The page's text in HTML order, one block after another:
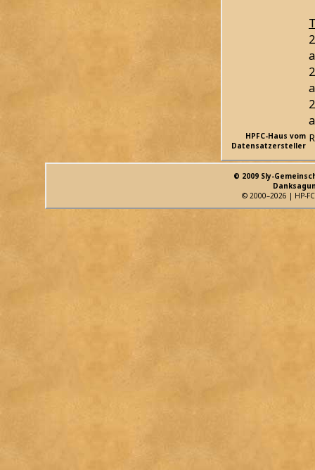
HPFC-Haus vom
Datensatzersteller
© 2009 Sly-
© 2000–2026 | HP-